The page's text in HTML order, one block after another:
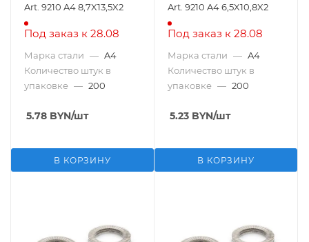
Art. 9210 A4 8,7X13,5X2
Под заказ к 28.08
Марка стали — A4
Количество штук в
упаковке — 200
5.78 BYN/шт
В КОРЗИНУ
Art. 9210 A4 6,5X10,8X2
Под заказ к 28.08
Марка стали — A4
Количество штук в
упаковке — 200
5.23 BYN/шт
В КОРЗИНУ